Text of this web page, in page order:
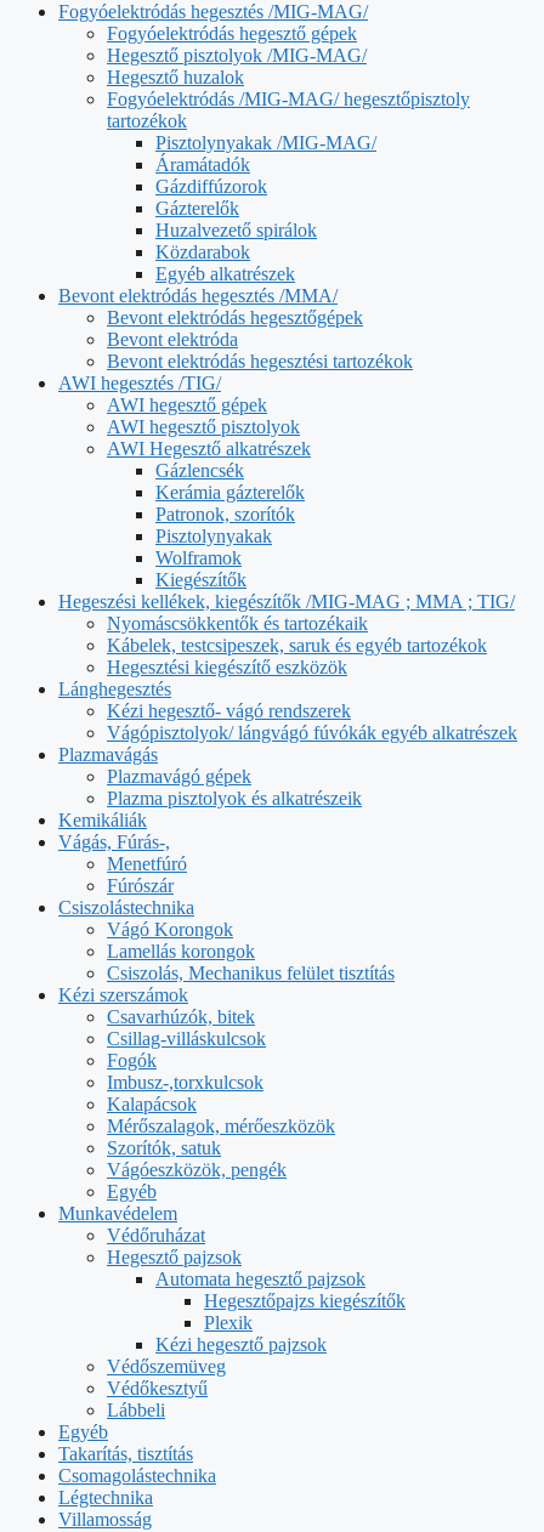
Fogyóelektródás hegesztés /MIG-MAG/
Fogyóelektródás hegesztő gépek
Hegesztő pisztolyok /MIG-MAG/
Hegesztő huzalok
Fogyóelektródás /MIG-MAG/ hegesztőpisztoly
tartozékok
Pisztolynyakak /MIG-MAG/
Áramátadók
Gázdiffúzorok
Gázterelők
Huzalvezető spirálok
Közdarabok
Egyéb alkatrészek
Bevont elektródás hegesztés /MMA/
Bevont elektródás hegesztőgépek
Bevont elektróda
Bevont elektródás hegesztési tartozékok
AWI hegesztés /TIG/
AWI hegesztő gépek
AWI hegesztő pisztolyok
AWI Hegesztő alkatrészek
Gázlencsék
Kerámia gázterelők
Patronok, szorítók
Pisztolynyakak
Wolframok
Kiegészítők
Hegeszési kellékek, kiegészítők /MIG-MAG ; MMA ; TIG/
Nyomáscsökkentők és tartozékaik
Kábelek, testcsipeszek, saruk és egyéb tartozékok
Hegesztési kiegészítő eszközök
Lánghegesztés
Kézi hegesztő- vágó rendszerek
Vágópisztolyok/ lángvágó fúvókák egyéb alkatrészek
Plazmavágás
Plazmavágó gépek
Plazma pisztolyok és alkatrészeik
Kemikáliák
Vágás, Fúrás-,
Menetfúró
Fúrószár
Csiszolástechnika
Vágó Korongok
Lamellás korongok
Csiszolás, Mechanikus felület tisztítás
Kézi szerszámok
Csavarhúzók, bitek
Csillag-villáskulcsok
Fogók
Imbusz-,torxkulcsok
Kalapácsok
Mérőszalagok, mérőeszközök
Szorítók, satuk
Vágóeszközök, pengék
Egyéb
Munkavédelem
Védőruházat
Hegesztő pajzsok
Automata hegesztő pajzsok
Hegesztőpajzs kiegészítők
Plexik
Kézi hegesztő pajzsok
Védőszemüveg
Védőkesztyű
Lábbeli
Egyéb
Takarítás, tisztítás
Csomagolástechnika
Légtechnika
Villamosság